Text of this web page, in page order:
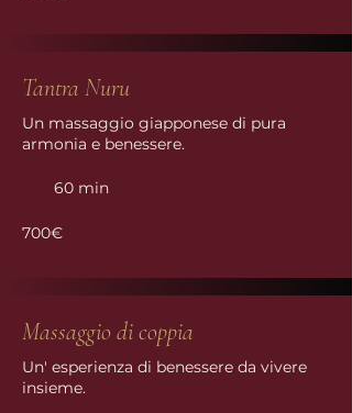
Tantra Nuru
Un massaggio giapponese di pura
armonia e benessere.
60 min
700€
Massaggio di coppia
Un' esperienza di benessere da vivere
insieme.